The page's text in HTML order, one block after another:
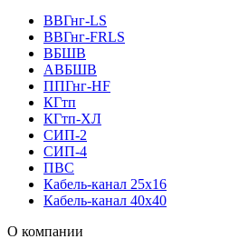
ВВГнг-LS
ВВГнг-FRLS
ВБШВ
АВБШВ
ППГнг-HF
КГтп
КГтп-ХЛ
СИП-2
СИП-4
ПВС
Кабель-канал 25х16
Кабель-канал 40х40
О компании